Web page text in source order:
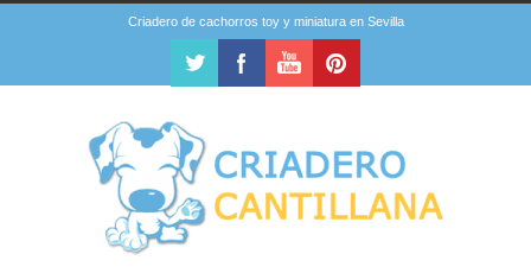
Criadero de cachorros toy y miniatura en Sevilla